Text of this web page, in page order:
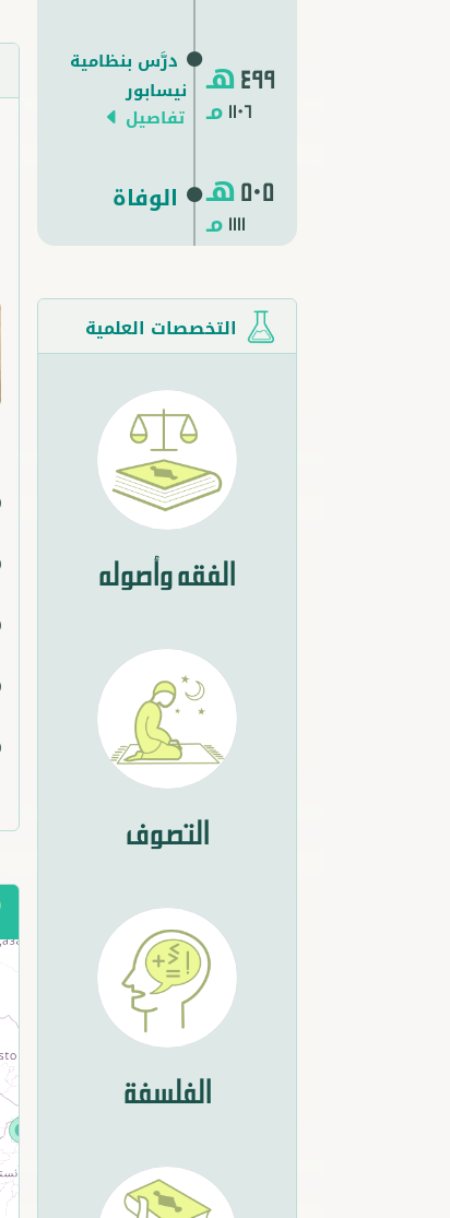
هـ499
مـ 1106
درَّس بنظامية
نيسابور
تفاصيل
هـ505
مـ 1111
الوفاة
التخصصات العلمية
الفقه وأصوله
التصوف
الفلسفة